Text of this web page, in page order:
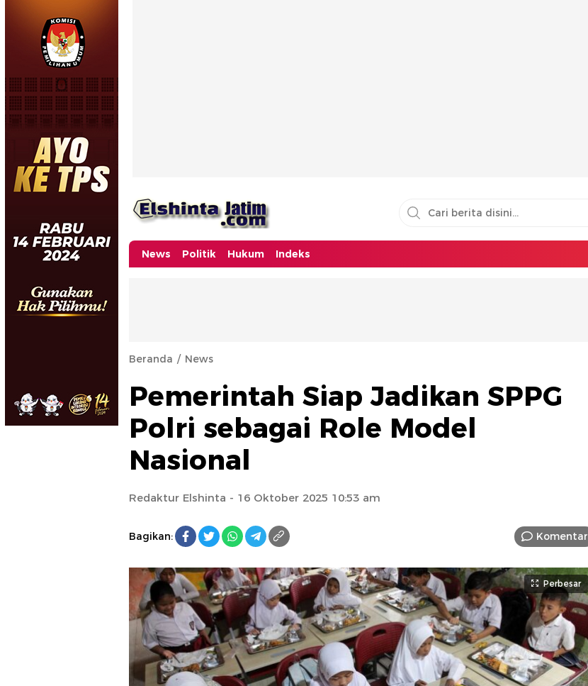
News Politik Hukum Indeks
Beranda News
Pemerintah Siap Jadikan SPPG
Polri sebagai Role Model
Nasional
Redaktur Elshinta - 16 Oktober 2025 10:53 am
Bagikan: Komentar
Perbesar